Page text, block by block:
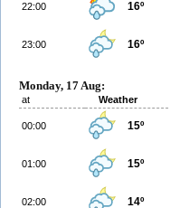
22:00 16º
23:00 16º
Monday, 17 Aug:
at Weather
00:00 15º
01:00 15º
02:00 14º